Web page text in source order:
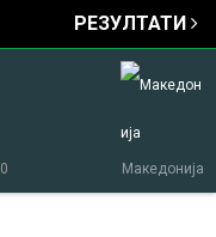
РЕЗУЛТАТИ
Македонија